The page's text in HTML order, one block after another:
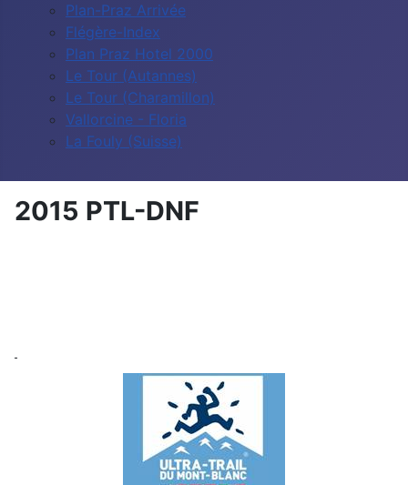
Plan-Praz Arrivée
Flégère-Index
Plan Praz Hotel 2000
Le Tour (Autannes)
Le Tour (Charamillon)
Vallorcine - Floria
La Fouly (Suisse)
2015 PTL-DNF